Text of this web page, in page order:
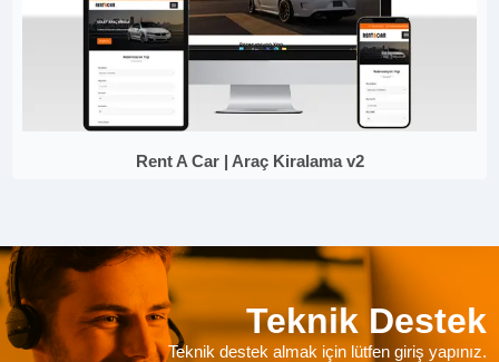
Rent A Car | Araç Kiralama v2
Teknik Destek
Teknik destek almak için lütfen giriş yapınız.